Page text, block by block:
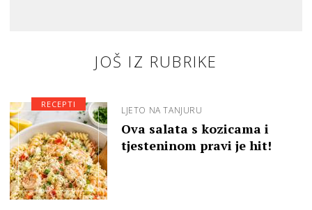
JOŠ IZ RUBRIKE
LJETO NA TANJURU
Ova salata s kozicama i
tjesteninom pravi je hit!
RECEPTI